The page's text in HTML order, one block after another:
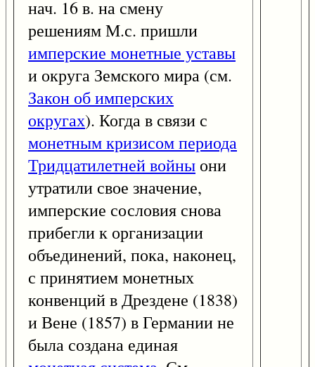
нач. 16 в. на смену
решениям М.с. пришли
имперские монетные уставы
и округа Земского мира (см.
Закон об имперских
округах). Когда в связи с
монетным кризисом периода
Тридцатилетней войны они
утратили свое значение,
имперские сословия снова
прибегли к организации
объединений, пока, наконец,
с принятием монетных
конвенций в Дрездене (1838)
и Вене (1857) в Германии не
была создана единая